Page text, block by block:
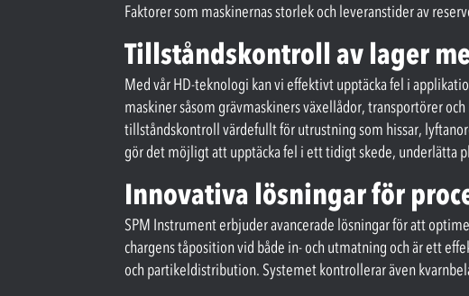
Faktorer som maskinernas storlek och leveranstider av
Tillståndskontroll av lager
Med vår HD-teknologi kan vi effektivt upptäcka fel i
maskiner såsom grävmaskiners växellådor, transportörer
tillståndskontroll värdefullt för utrustning som hissar,
gör det möjligt att upptäcka fel i ett tidigt skede, underlätta
Innovativa lösningar för
SPM Instrument erbjuder avancerade lösningar för att
chargens tåposition vid både in- och utmatning och är ett
och partikeldistribution. Systemet kontrollerar även